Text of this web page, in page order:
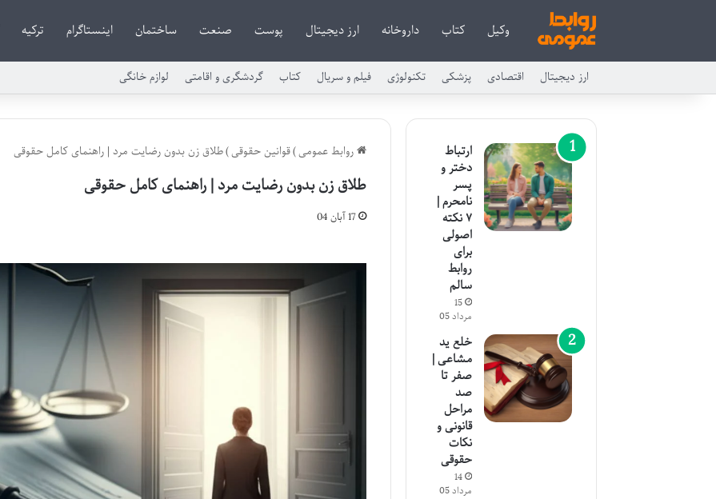
وکیل کتاب داروخانه ارز دیجیتال پوست صنعت ساختمان اینستاگرام ترکیه
ارز دیجیتال اقتصادی پزشکی تکنولوژی فیلم و سریال کتاب گردشگری و اقامتی لوازم خانگی
روابط عمومی)قوانین حقوقی)طلاق زن بدون رضایت مرد | راهنمای کامل حقوقی
طلاق زن بدون رضایت مرد | راهنمای کامل حقوقی
17 آبان 04
ارتباط
دختر و
پسر
نامحرم |
۷ نکته
اصولی
برای
روابط
سالم
15
مرداد 05
خلع ید
مشاعی |
صفر تا
صد
مراحل
قانونی و
نکات
حقوقی
14
مرداد 05